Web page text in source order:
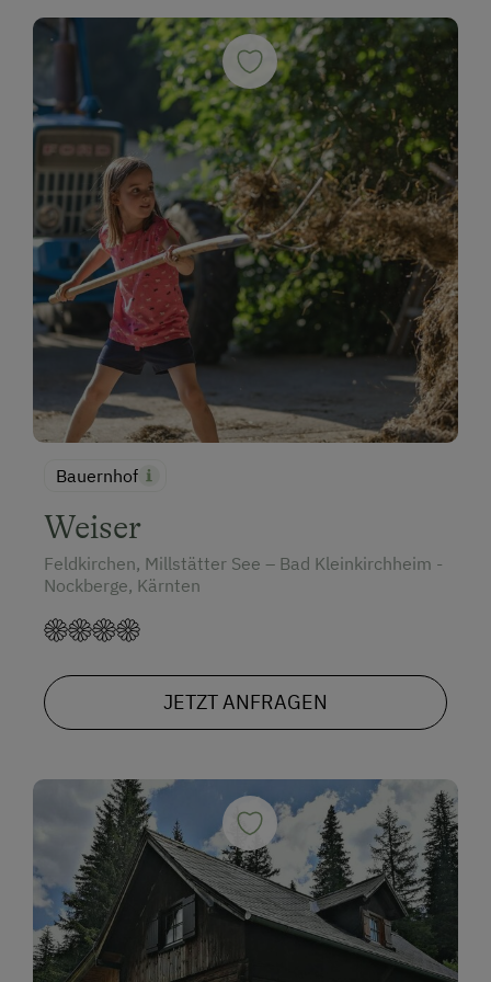
Bauernhof
Weiser
Feldkirchen, Millstätter See – Bad Kleinkirchheim -
Nockberge, Kärnten
JETZT ANFRAGEN